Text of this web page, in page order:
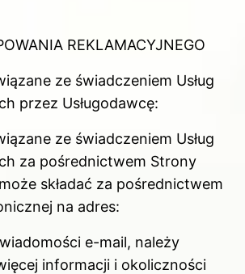
REKLAMACYJNEGO
ze świadczeniem Usług
przez Usługodawcę:
ze świadczeniem Usług
za pośrednictwem Strony
składać za pośrednictwem
na adres:
e-mail, należy
informacji i okoliczności